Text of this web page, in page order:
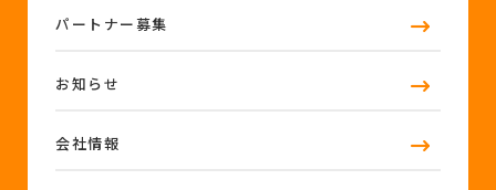
パートナー募集
お知らせ
会社情報